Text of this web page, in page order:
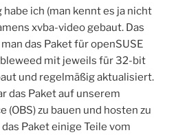
ich (man kennt es ja nicht
xvba-video gebaut. Das
das Paket für openSUSE
mit jeweils für 32-bit
und regelmäßig aktualisiert.
das Paket auf unserem
(OBS) zu bauen und hosten zu
Paket einige Teile vom